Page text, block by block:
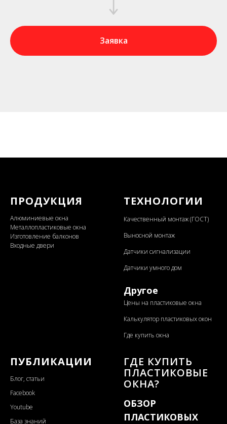
Заявка
ПРОДУКЦИЯ
Алюминиевые окна
Металлопластиковые окна
Изготовление балконов
Входные двери
ТЕХНОЛОГИИ
Качественный монтаж (ГОСТ)
Выносной монтаж
Датчики сигнализации
Датчики умного дом
Другое
Цены на пластиковые окна
Калькулятор пластиковых окон
Где купить окна
ПУБЛИКАЦИИ
Блог, статьи
Facebook
Youtube
База знаний
ГДЕ КУПИТЬ
ПЛАСТИКОВЫЕ
ОКНА?
ОБЗОР
ПЛАСТИКОВЫХ